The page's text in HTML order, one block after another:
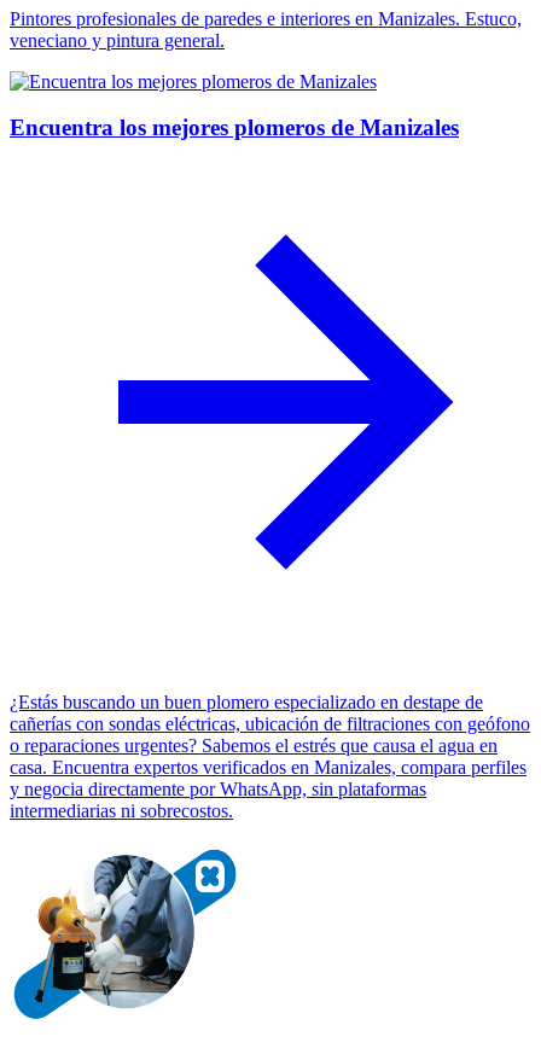
Pintores profesionales de paredes e interiores en Manizales. Estuco,
veneciano y pintura general.
Encuentra los mejores plomeros de Manizales
¿Estás buscando un buen plomero especializado en destape de
cañerías con sondas eléctricas, ubicación de filtraciones con geófono
o reparaciones urgentes? Sabemos el estrés que causa el agua en
casa. Encuentra expertos verificados en Manizales, compara perfiles
y negocia directamente por WhatsApp, sin plataformas
intermediarias ni sobrecostos.